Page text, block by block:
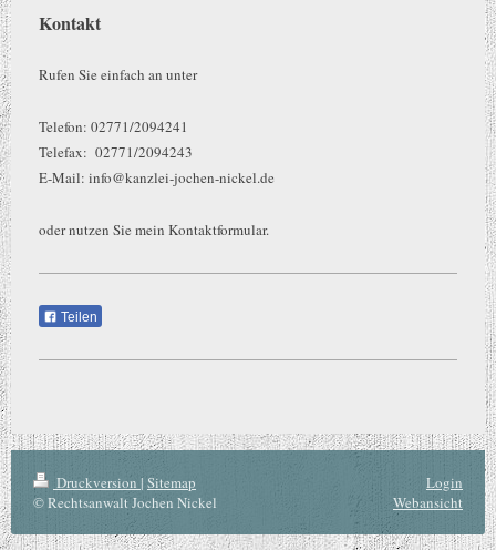
Kontakt
Rufen Sie einfach an unter
Telefon: 02771/2094241
Telefax: 02771/2094243
E-Mail: info@kanzlei-jochen-nickel.de
oder nutzen Sie mein Kontaktformular.
Teilen
Druckversion | Sitemap
© Rechtsanwalt Jochen Nickel
Login
Webansicht